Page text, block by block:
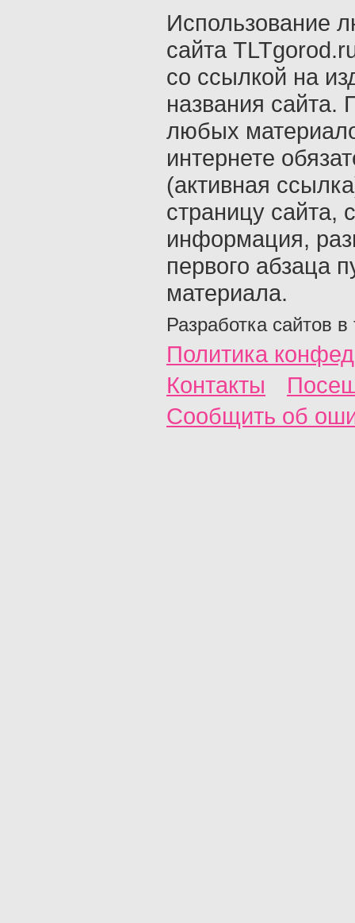
Использование
сайта
со ссылкой на
названия сайта.
любых
интернете
(активная
страницу сайта,
информация,
первого абзаца
материала.
Разработка сайтов в
Политика
Контакты
Сообщить об